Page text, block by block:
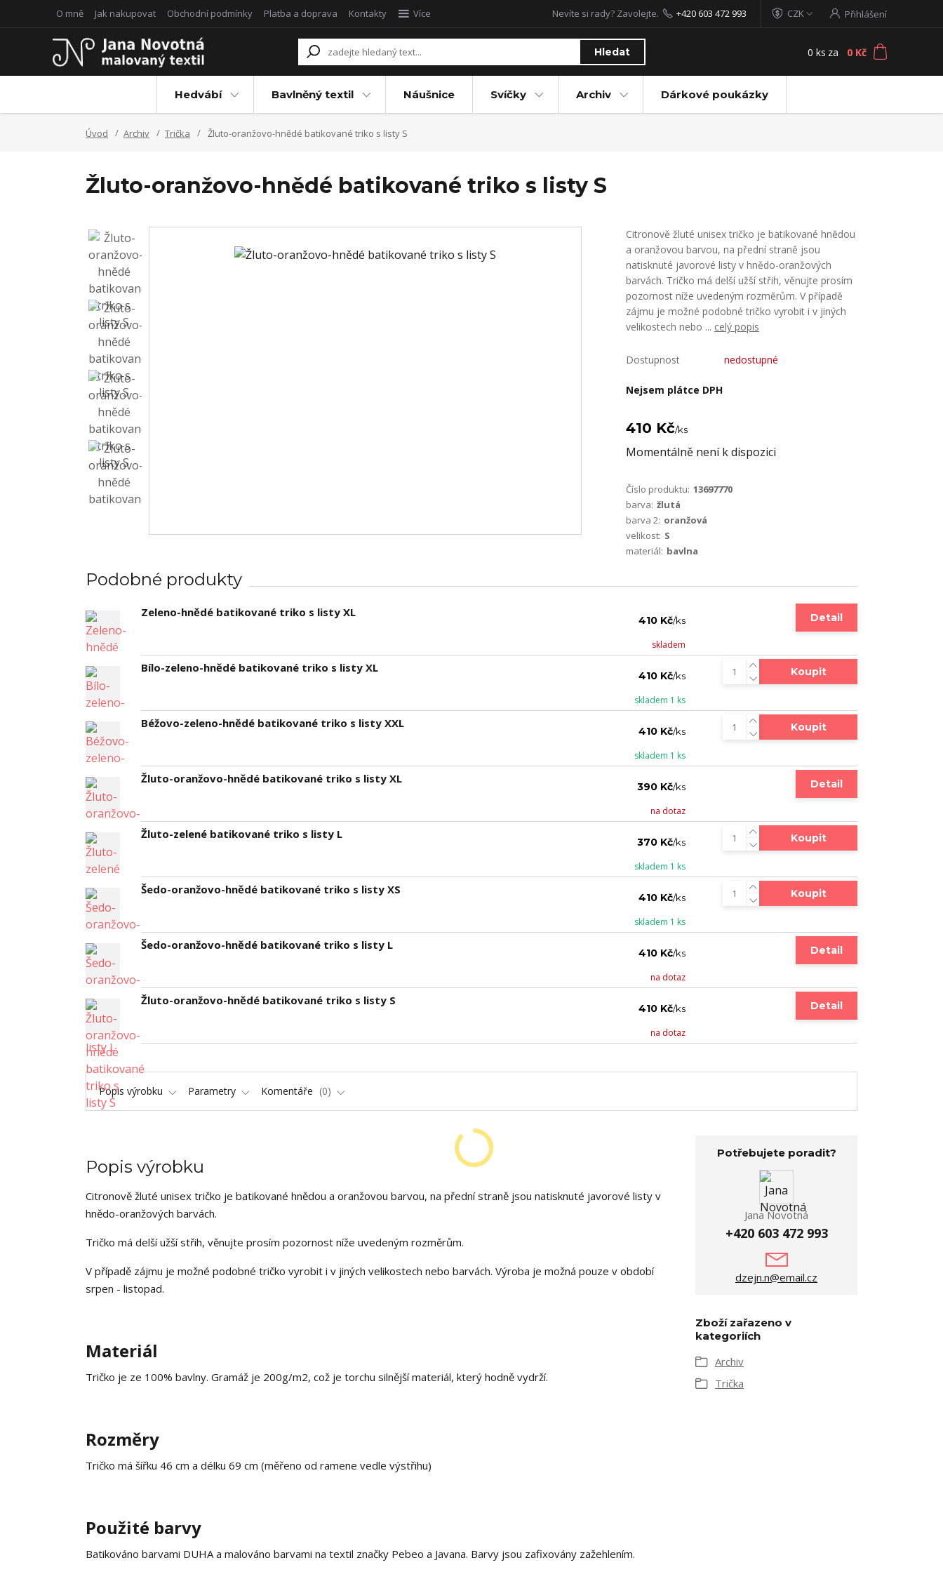
O mně Jak nakupovat Obchodní podmínky Platba a doprava Kontakty Více CZK Přihlášení
Hledat
Nevíte si rady? Zavolejte. +420 603 472 993
0 ks za 0 Kč
Hedvábí Bavlněný textil Náušnice Svíčky Archiv Dárkové poukázky
Úvod Archiv Trička Žluto-oranžovo-hnědé batikované triko s listy S
Žluto-oranžovo-hnědé batikované triko s listy S
Citronově žluté unisex tričko je batikované hnědou
a oranžovou barvou, na přední straně jsou
natisknuté javorové listy v hnědo-oranžových
barvách. Tričko má delší užší střih, věnujte prosím
pozornost níže uvedeným rozměrům. V případě
zájmu je možné podobné tričko vyrobit i v jiných
velikostech nebo ... celý popis
Dostupnost nedostupné
Nejsem plátce DPH
410 Kč/ks
Momentálně není k dispozici
Číslo produktu: 13697770
barva: žlutá
barva 2: oranžová
velikost: S
materiál: bavlna
Podobné produkty
Zeleno-hnědé batikované triko s listy XL
410 Kč/ks
skladem
Detail
Bílo-zeleno-hnědé batikované triko s listy XL
410 Kč/ks
skladem 1 ks
Koupit
Béžovo-zeleno-hnědé batikované triko s listy XXL
410 Kč/ks
skladem 1 ks
Koupit
Žluto-oranžovo-hnědé batikované triko s listy XL
390 Kč/ks
na dotaz
Detail
Žluto-zelené batikované triko s listy L
370 Kč/ks
skladem 1 ks
Koupit
Šedo-oranžovo-hnědé batikované triko s listy XS
410 Kč/ks
skladem 1 ks
Koupit
Šedo-oranžovo-hnědé batikované triko s listy L
410 Kč/ks
na dotaz
Detail
Žluto-oranžovo-hnědé batikované triko s listy S
410 Kč/ks
na dotaz
Detail
Popis výrobku Parametry Komentáře 0
Popis výrobku
Citronově žluté unisex tričko je batikované hnědou a oranžovou barvou, na přední straně jsou natisknuté javorové listy v
hnědo-oranžových barvách.
Tričko má delší užší střih, věnujte prosím pozornost níže uvedeným rozměrům.
V případě zájmu je možné podobné tričko vyrobit i v jiných velikostech nebo barvách. Výroba je možná pouze v období
srpen - listopad.
Materiál
Tričko je ze 100% bavlny. Gramáž je 200g/m2, což je torchu silnější materiál, který hodně vydrží.
Rozměry
Tričko má šířku 46 cm a délku 69 cm (měřeno od ramene vedle výstřihu)
Použité barvy
Batikováno barvami DUHA a malováno barvami na textil značky Pebeo a Javana. Barvy jsou zafixovány zažehlením.
Potřebujete poradit?
Jana Novotná
+420 603 472 993
dzejn.n@email.cz
Zboží zařazeno v
kategoriích
Archiv
Trička